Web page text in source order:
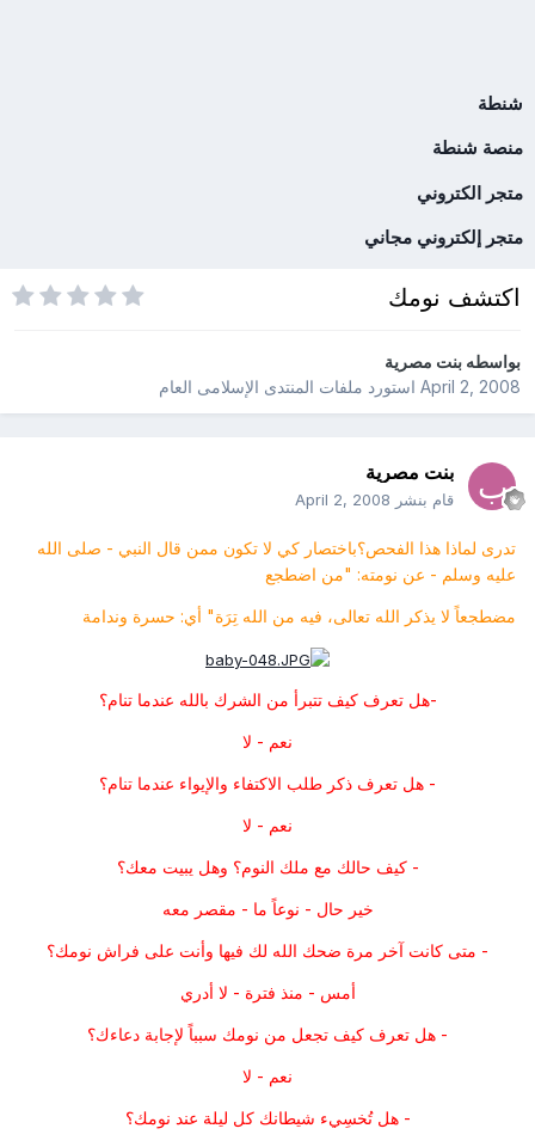
شنطة
منصة شنطة
متجر الكتروني
متجر إلكتروني مجاني
اكتشف نومك
بواسطهبنت مصرية
April 2, 2008استورد ملفات المنتدى الإسلامى العام
بنت مصرية
قام بنشر April 2, 2008
تدرى لماذا هذا الفحص؟باختصار كي لا تكون ممن قال النبي - صلى الله
عليه وسلم - عن نومته: "من اضطجع
مضطجعاً لا يذكر الله تعالى، فيه من الله تِرَة" أي: حسرة وندامة
-هل تعرف كيف تتبرأ من الشرك بالله عندما تنام؟
نعم - لا
- هل تعرف ذكر طلب الاكتفاء والإيواء عندما تنام؟
نعم - لا
- كيف حالك مع ملك النوم؟ وهل يبيت معك؟
خير حال - نوعاً ما - مقصر معه
- متى كانت آخر مرة ضحك الله لك فيها وأنت على فراش نومك؟
أمس - منذ فترة - لا أدري
- هل تعرف كيف تجعل من نومك سبباً لإجابة دعاءك؟
نعم - لا
- هل تُخسِيء شيطانك كل ليلة عند نومك؟